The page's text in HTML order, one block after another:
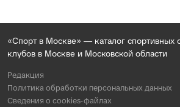
«Спорт в Москве» — каталог спортивных
клубов в Москве и Московской области
Редакция
Политика обработки персональных данных
Сведения о cookies-файлах